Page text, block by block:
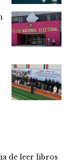
de leer libros